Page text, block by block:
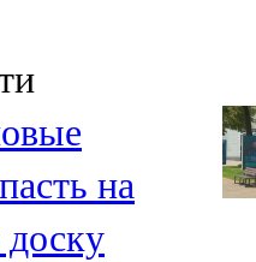
на